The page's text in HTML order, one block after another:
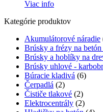
Viac info
Kategórie produktov
Akumulátorové náradie
Brúsky a frézy na
Brúsky a hoblíky na
Brúsky uhlové -
Búracie kladivá (6)
Čerpadlá (2)
Čističe tlakové (2)
Elektrocentrály (2)